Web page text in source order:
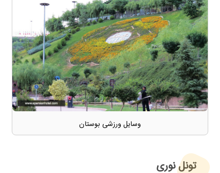
وسایل ورزشی بوستان
تونل نوری